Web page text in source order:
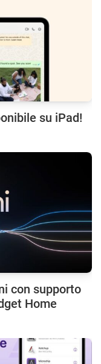
su iPad!
con supporto
Home